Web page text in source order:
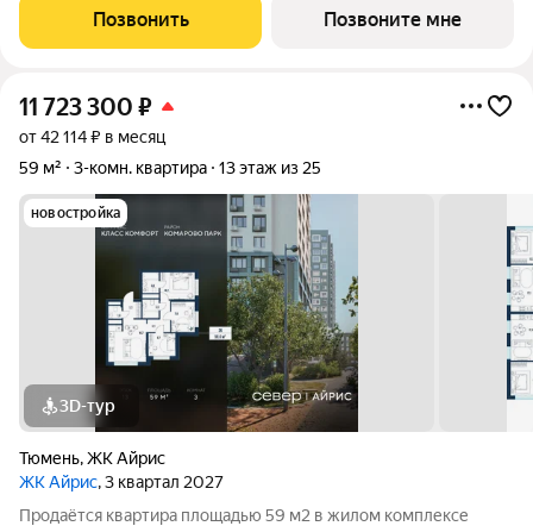
особенностей планировки изолированные комнаты с окнами
на одну сторону, 1
Позвонить Позвоните мне
11 723 300 ₽
от 42 114 ₽ в месяц
59 м²
3-комн. квартира 13 этаж из 25
новостройка
3D-тур
Тюмень,ЖК Айрис
ЖК Айрис, 3 квартал 2027
Продаётся квартира площадью 59 м2 в жилом комплексе